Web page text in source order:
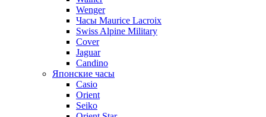
Wenger
Часы Maurice Lacroix
Swiss Alpine Military
Cover
Jaguar
Candino
Японские часы
Casio
Orient
Seiko